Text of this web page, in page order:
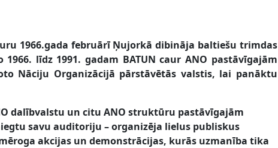
1966.gada februārī Ņujorkā dibināja baltiešu trimdas
līdz 1991. gadam BATUN caur ANO pastāvīgajām
Nāciju Organizācijā pārstāvētās valstis, lai panāktu
dalībvalstu un citu ANO struktūru pastāvīgajām
savu auditoriju – organizēja lielus publiskus
akcijas un demonstrācijas, kurās uzmanība tika